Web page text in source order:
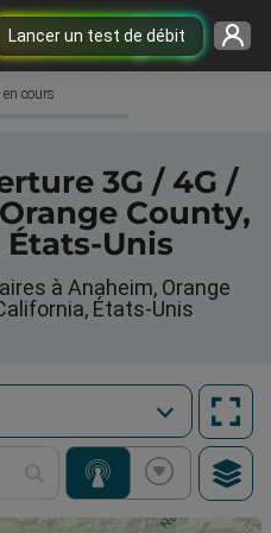
Lancer un test de débit
en cours
3G / 4G /
County,
Unis
à Anaheim, Orange
États-Unis